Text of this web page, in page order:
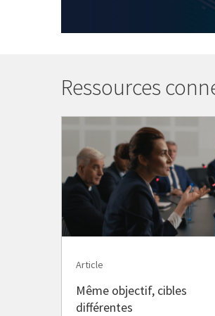
Ressources
Article
Même objectif, cibles
différentes